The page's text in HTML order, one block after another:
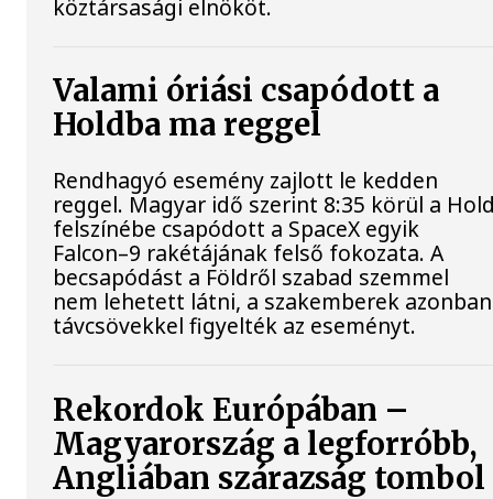
köztársasági elnököt.
Valami óriási csapódott a
Holdba ma reggel
Rendhagyó esemény zajlott le kedden
reggel. Magyar idő szerint 8:35 körül a
felszínébe csapódott a SpaceX egyik
Falcon–9 rakétájának felső fokozata. A
becsapódást a Földről szabad szemmel
nem lehetett látni, a szakemberek azonban
távcsövekkel figyelték az eseményt.
Rekordok Európában –
Magyarország a legforróbb,
Angliában szárazság tombol